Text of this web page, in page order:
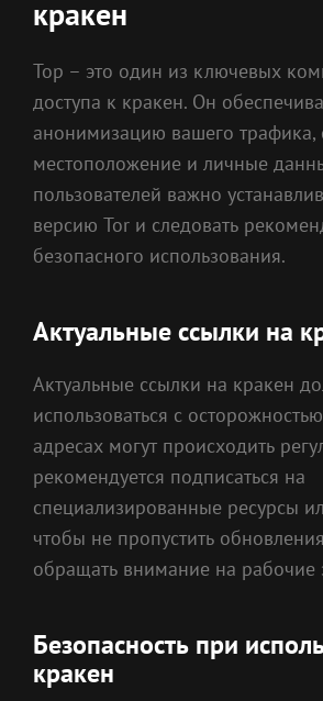
кракен
Тор – это один из ключевых
доступа к кракен. Он
анонимизацию вашего трафика,
местоположение и личные
пользователей важно
версию Tor и следовать
безопасного использования.
Актуальные ссылки на
Актуальные ссылки на кракен
использоваться с
адресах могут происходить
рекомендуется подписаться на
специализированные ресурсы
чтобы не пропустить
обращать внимание на рабочие
Безопасность при
кракен